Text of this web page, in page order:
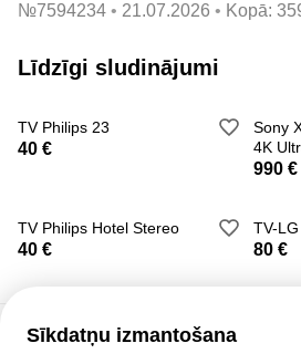
№7594234 21.07.2026 Kopā:
Līdzīgi sludinājumi
TV Philips 23
40 €
Sony
4K
TV
990 €
TV Philips Hotel Stereo
40 €
TV-LG
80 €
Sīkdatņu izmantošana